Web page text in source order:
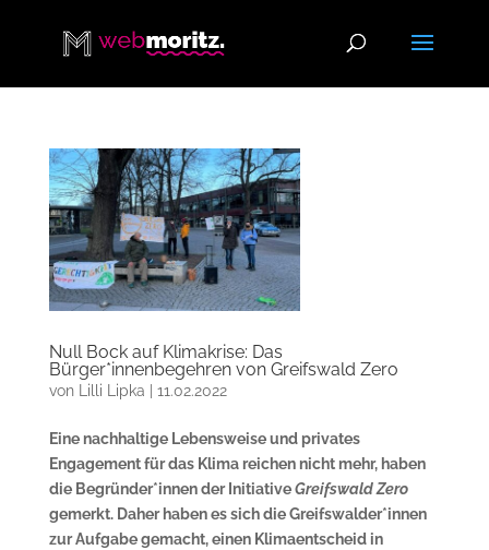
Null Bock auf Klimakrise: Das
Bürger*innenbegehren von Greifswald Zero
von Lilli Lipka 11.02.2022
Eine nachhaltige Lebensweise und privates
Engagement für das Klima reichen nicht mehr, haben
die Begründer*innen der InitiativeGreifswald Zero
gemerkt. Daher haben es sich die Greifswalder*innen
zur Aufgabe gemacht, einen Klimaentscheid in